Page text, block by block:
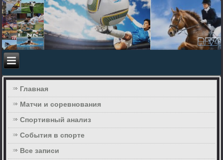
Главная
Матчи и соревнования
Спортивный анализ
События в спорте
Все записи